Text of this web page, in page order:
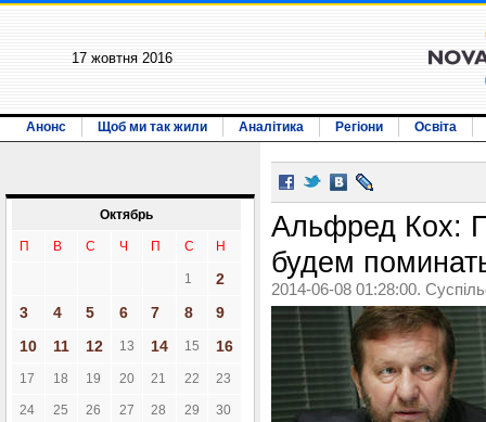
17 жовтня 2016
Анонс Щоб ми так жили Аналітика Регіони Освіта
Октябрь
П В С Ч П С Н
1
2
3
4 5 6 7 8
9
10
11 12 13 14 15 16
17 18 19 20 21 22 23
24 25 26 27 28 29 30
Альфред Кох:
будем
2014-06-08 01:28:00.